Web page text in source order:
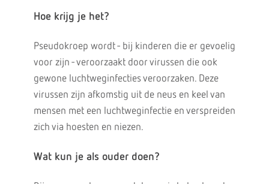
Hoe krijg je het?
Pseudokroep wordt - bij kinderen die er gevoelig
voor zijn - veroorzaakt door virussen die ook
gewone luchtweginfecties veroorzaken. Deze
virussen zijn afkomstig uit de neus en keel van
mensen met een luchtweginfectie en verspreiden
zich via hoesten en niezen.
Wat kun je als ouder doen?